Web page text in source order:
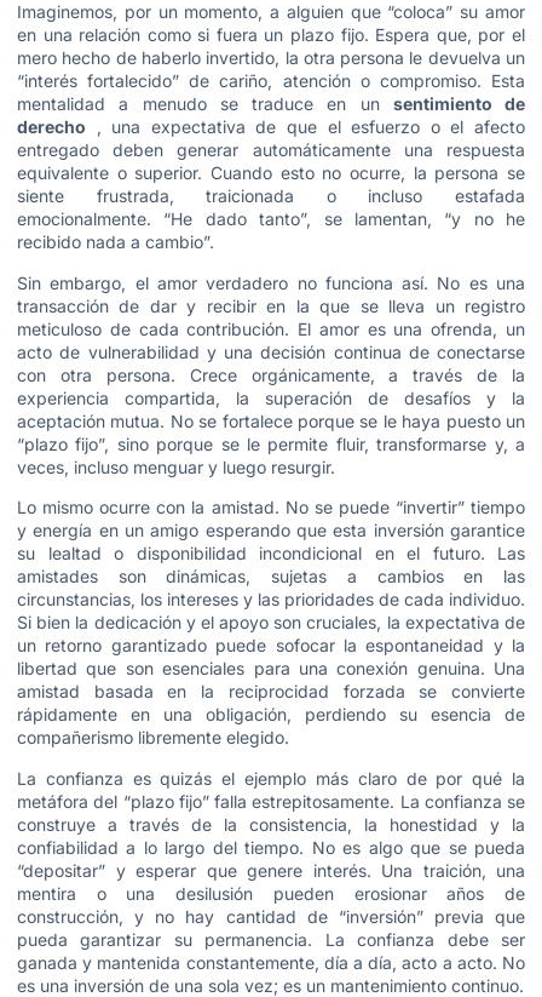
Imaginemos, por un momento, a alguien que “coloca” su amor
en una relación como si fuera un plazo fijo. Espera que, por el
mero hecho de haberlo invertido, la otra persona le devuelva un
“interés fortalecido” de cariño, atención o compromiso. Esta
mentalidad a menudo se traduce en un sentimiento de
derecho , una expectativa de que el esfuerzo o el afecto
entregado deben generar automáticamente una respuesta
equivalente o superior. Cuando esto no ocurre, la persona se
siente frustrada, traicionada o incluso estafada
emocionalmente. “He dado tanto”, se lamentan, “y no he
recibido nada a cambio”.
Sin embargo, el amor verdadero no funciona así. No es una
transacción de dar y recibir en la que se lleva un registro
meticuloso de cada contribución. El amor es una ofrenda, un
acto de vulnerabilidad y una decisión continua de conectarse
con otra persona. Crece orgánicamente, a través de la
experiencia compartida, la superación de desafíos y la
aceptación mutua. No se fortalece porque se le haya puesto un
“plazo fijo”, sino porque se le permite fluir, transformarse y, a
veces, incluso menguar y luego resurgir.
Lo mismo ocurre con la amistad. No se puede “invertir” tiempo
y energía en un amigo esperando que esta inversión garantice
su lealtad o disponibilidad incondicional en el futuro. Las
amistades son dinámicas, sujetas a cambios en las
circunstancias, los intereses y las prioridades de cada individuo.
Si bien la dedicación y el apoyo son cruciales, la expectativa de
un retorno garantizado puede sofocar la espontaneidad y la
libertad que son esenciales para una conexión genuina. Una
amistad basada en la reciprocidad forzada se convierte
rápidamente en una obligación, perdiendo su esencia de
compañerismo libremente elegido.
La confianza es quizás el ejemplo más claro de por qué la
metáfora del “plazo fijo” falla estrepitosamente. La confianza se
construye a través de la consistencia, la honestidad y la
confiabilidad a lo largo del tiempo. No es algo que se pueda
“depositar” y esperar que genere interés. Una traición, una
mentira o una desilusión pueden erosionar años de
construcción, y no hay cantidad de “inversión” previa que
pueda garantizar su permanencia. La confianza debe ser
ganada y mantenida constantemente, día a día, acto a acto. No
es una inversión de una sola vez; es un mantenimiento continuo.